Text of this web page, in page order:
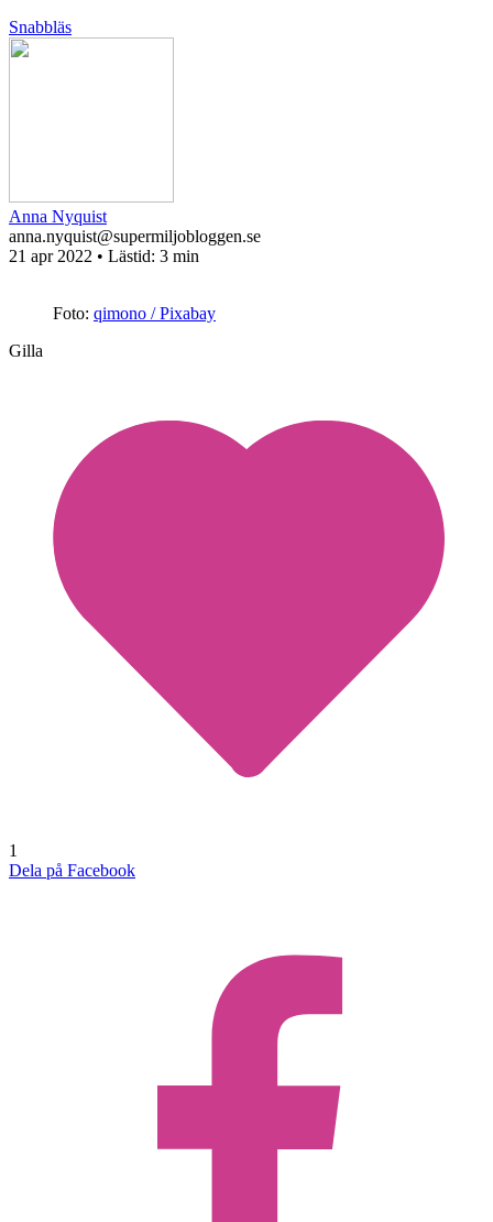
Snabbläs
Anna Nyquist
anna.nyquist@supermiljobloggen.se
21 apr 2022 • Lästid: 3 min
Foto: qimono / Pixabay
Gilla
1
Dela på Facebook